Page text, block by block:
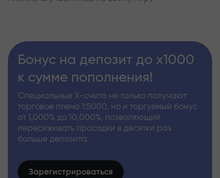
Бонус на депозит до х1000
к сумме пополнения!
Специальные Х-счета не только получают
торговое плечо 1:5000, но и торгуемый бонус
от 1,000% до 10,000%, позволяющий
пересиживать просадки в десятки раз
больше депозита.
Зарегистрироваться